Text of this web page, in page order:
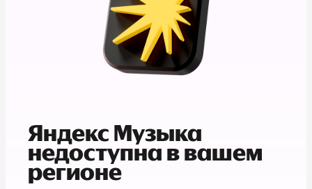
Яндекс Музыка
недоступна в вашем
регионе